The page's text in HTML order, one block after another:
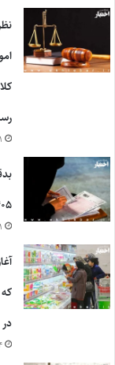
۱۱
۱۱
۱۴